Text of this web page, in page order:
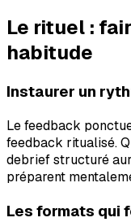
Le rituel :
habitude
Instaurer un
Le feedback
feedback ritualisé.
debrief structuré
préparent
Les formats qui